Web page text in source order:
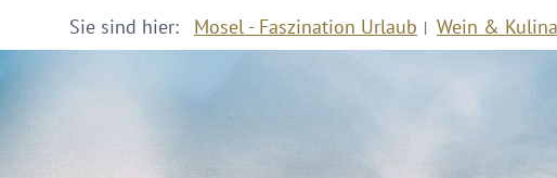
Sie sind hier: Mosel - Faszination Urlaub Wein &